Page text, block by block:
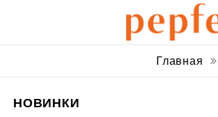
Главная
НОВИНКИ